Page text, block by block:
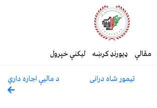
مقالې ډیورنډ کرښه لیکنې خپرول
تيمور شاه درانى د ماليې اجاره داري